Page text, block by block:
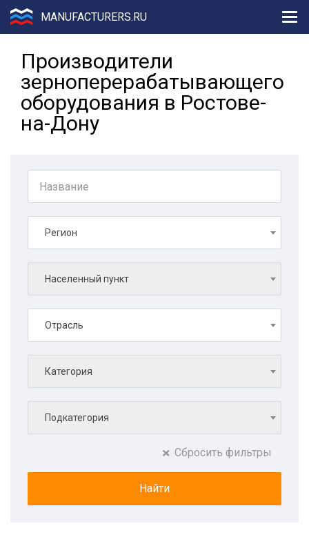
MANUFACTURERS.RU
Производители
зерноперерабатывающего
оборудования в Ростове-
на-Дону
Регион
Населенный пункт
Отрасль
Категория
Подкатегория
Сбросить фильтры